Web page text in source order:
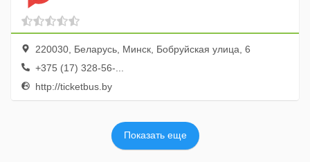
220030, Беларусь, Минск, Бобруйская улица, 6
+375 (17) 328-56-...
http://ticketbus.by
Показать еще